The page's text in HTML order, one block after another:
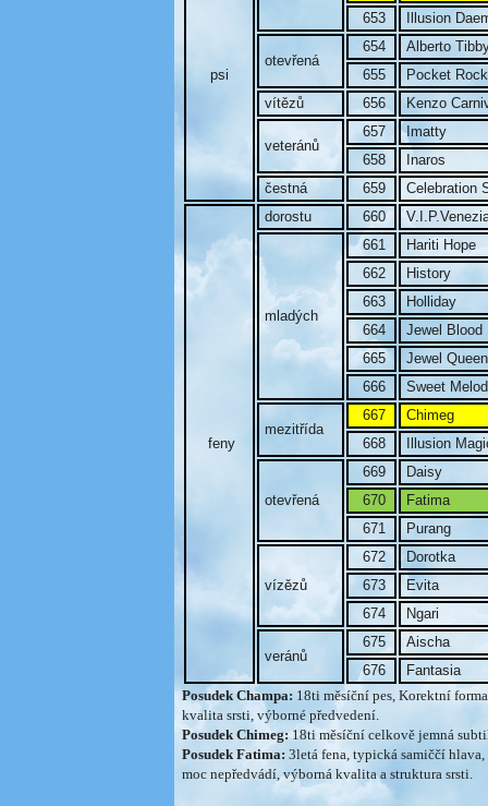
psi
653 Illusion
otevřená
654
Alberto
655
Pocket
vítězů
656 Kenzo
veteránů
657
Imatty
658
Inaros
čestná
659 Celebration
feny
dorostu 660
mladých
661
Hariti Hope
662
History
663
Holliday
664
Jewel Blood
665
Jewel
666
Sweet
mezitřída
667
Chimeg
668
Illusion
otevřená
669
Daisy
670
Fatima
671
Purang
vízězů
672
Dorotka
673
Evita
674
Ngari
veránů
675
Aischa
676
Fantasia
Posudek Champa: 18ti měsíční pes, Korektní
kvalita srsti, výborné předvedení.
Posudek Chimeg:18ti měsíční celkově jemná
Posudek Fatima: 3letá fena, typická samiččí
moc nepředvádí, výborná kvalita a struktura srsti.